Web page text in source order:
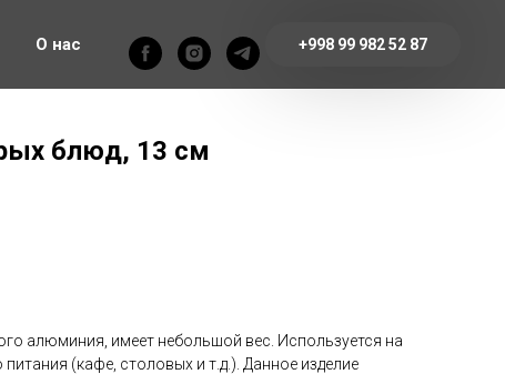
О нас +998 99 982 52 87
блюд, 13 см
алюминия, имеет небольшой вес. Используется на
(кафе, столовых и т.д.). Данное изделие